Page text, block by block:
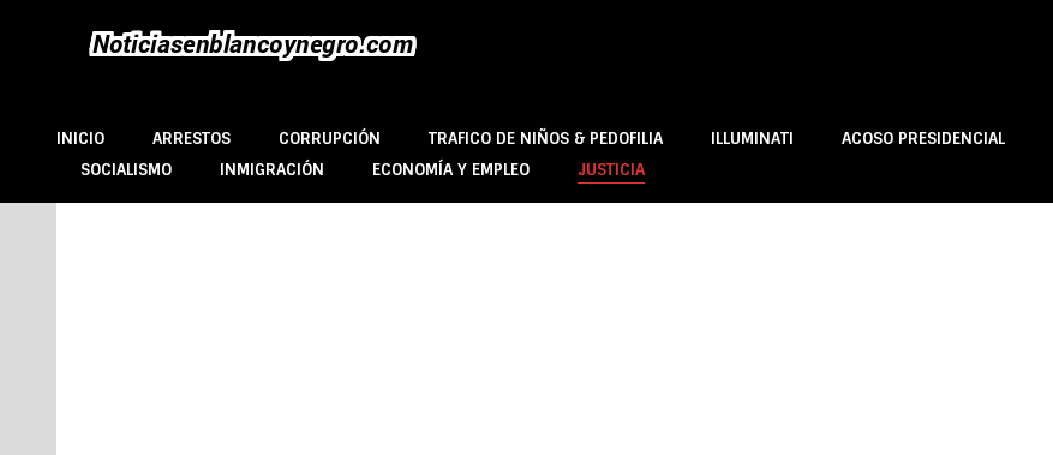
INICIO ARRESTOS CORRUPCIÓN TRAFICO DE NIÑOS & PEDOFILIA ILLUMINATI ACOSO PRESIDENCIAL
SOCIALISMO
INMIGRACIÓN ECONOMÍA Y EMPLEO JUSTICIA